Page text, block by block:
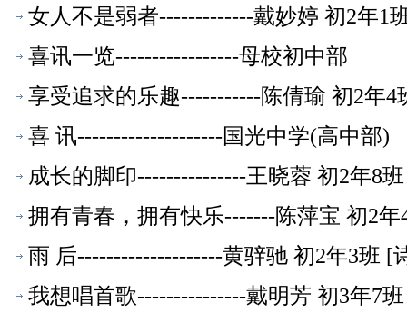
女人不是弱者-------------戴妙婷 初2年1
喜讯一览-----------------母校初中部
享受追求的乐趣-----------陈倩瑜 初2年4
喜 讯--------------------国光中学(高中部)
成长的脚印---------------王晓蓉 初2年8
拥有青春，拥有快乐-------陈萍宝 初2年
雨 后--------------------黄骍驰 初2年3班 [
我想唱首歌---------------戴明芳 初3年7